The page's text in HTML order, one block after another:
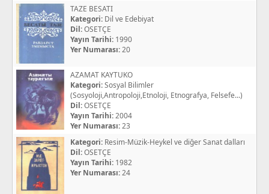
TAZE BESATI
Kategori: Dil ve Edebiyat
Dil:OSETÇE
Yayın Tarihi: 1990
Yer Numarası:20
AZAMAT KAYTUKO
Kategori:Sosyal Bilimler
(Sosyoloji,Antropoloji,Etnoloji, Etnografya, Felsefe...)
Dil:OSETÇE
Yayın Tarihi:2004
Yer Numarası:23
Kategori: Resim-Müzik-Heykel ve diğer Sanat dalları
Dil:OSETÇE
Yayın Tarihi: 1982
Yer Numarası:24